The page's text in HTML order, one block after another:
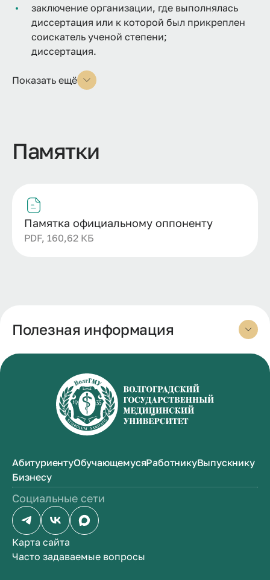
заключение организации, где выполнялась
диссертация или к которой был прикреплен
соискатель ученой степени;
диссертация.
Показать ещё
Памятки
Памятка официальному оппоненту
PDF, 160,62 КБ
Полезная информация
АбитуриентуОбучающемусяРаботникуВыпускнику
Бизнесу
Социальные сети
Карта сайта
Часто задаваемые вопросы